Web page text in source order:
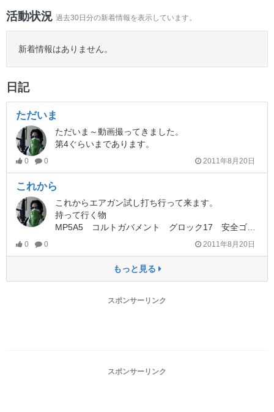
活動状況 過去30日分の新着情報を表示しています。
新着情報はありません。
日記
ただいま
ただいま～動画撮ってきました。
第4ぐらいまであります。
0 0 2011年8月20日
これから
これからエアガン試し打ち行って来ます。
持って行く物
MP5A5 コルトガバメント グロック17 安全ゴーグル BB弾 爆竹? ライター 空き缶 です。
0 0 2011年8月20日
もっと見る
スポンサーリンク
スポンサーリンク